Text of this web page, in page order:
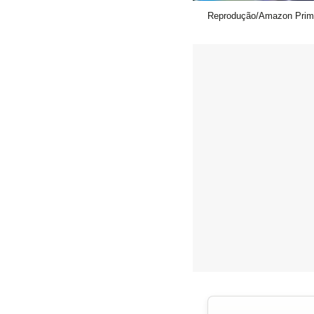
Reprodução/Amazon